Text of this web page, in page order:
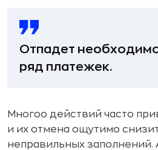
Отпадет
ряд платежек.
Многоо действий часто
и их отмена ощутимо
неправильных заполнений.